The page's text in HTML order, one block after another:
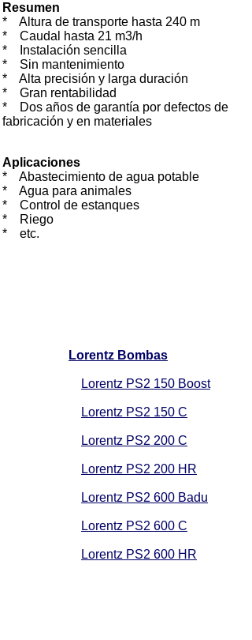
Resumen
* Altura de transporte hasta 240 m
* Caudal hasta 21 m3/h
* Instalación sencilla
* Sin mantenimiento
* Alta precisión y larga duración
* Gran rentabilidad
* Dos años de garantía por defectos de
fabricación y en materiales
Aplicaciones
* Abastecimiento de agua potable
* Agua para animales
* Control de estanques
*
Riego
* etc.
Lorentz Bombas
Lorentz PS2 150 Boost
Lorentz PS2 150 C
Lorentz PS2 200 C
Lorentz PS2 200 HR
Lorentz PS2 600 Badu
Lorentz PS2 600 C
Lorentz PS2 600 HR